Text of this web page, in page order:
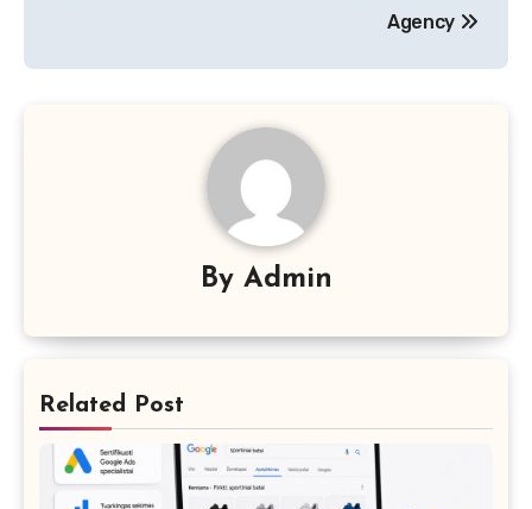
Agency
By Admin
Related Post